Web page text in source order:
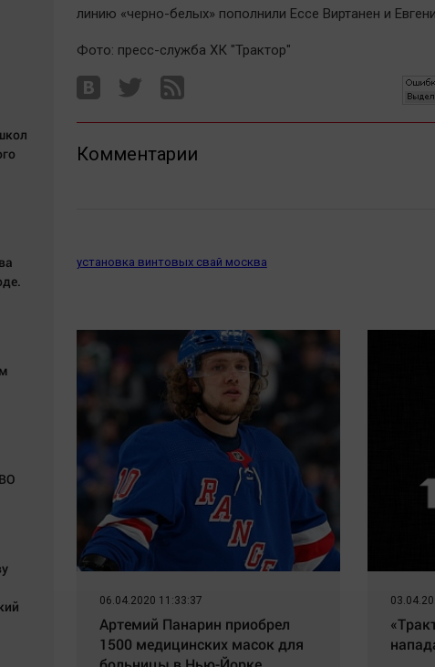
линию «черно-белых» пополнили Ессе Виртанен и
Фото: пресс-служба ХК "Трактор"
Комментарии
установка винтовых свай москва
06.04.2020 11:33:37
Артемий Панарин приобрел
1500 медицинских масок для